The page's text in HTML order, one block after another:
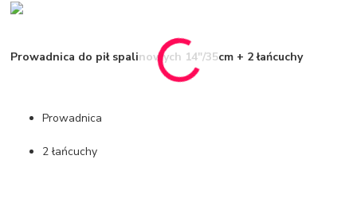
Prowadnica do pił spalinowych 14"/35cm + 2 łańcuchy
Prowadnica
2 łańcuchy